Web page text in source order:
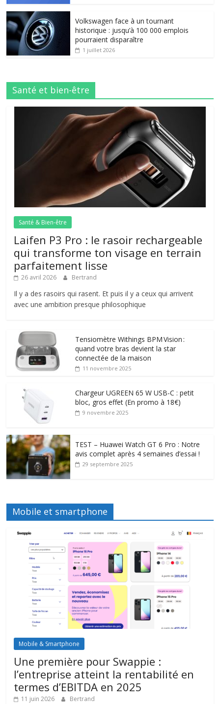
Volkswagen face à un tournant
historique : jusqu’à 100 000 emplois
pourraient disparaître
1 juillet 2026
Santé et bien-être
Santé & Bien-être
Laifen P3 Pro : le rasoir rechargeable
qui transforme ton visage en terrain
parfaitement lisse
26 avril 2026 Bertrand
Il y a des rasoirs qui rasent. Et puis il y a ceux qui arrivent
avec une ambition presque philosophique
Tensiomètre Withings BPM Vision :
quand votre bras devient la star
connectée de la maison
11 novembre 2025
Chargeur UGREEN 65 W USB-C : petit
bloc, gros effet (En promo à 18€)
9 novembre 2025
TEST – Huawei Watch GT 6 Pro : Notre
avis complet après 4 semaines d’essai !
29 septembre 2025
Mobile et smartphone
Mobile & Smartphone
Une première pour Swappie :
l’entreprise atteint la rentabilité en
termes d’EBITDA en 2025
11 juin 2026 Bertrand